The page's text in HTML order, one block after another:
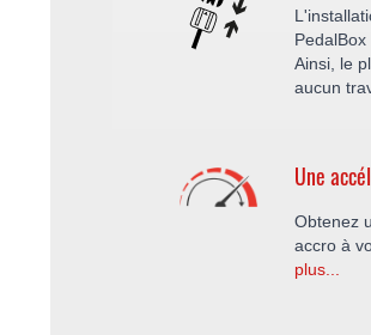
Ainsi, le
aucun
Une
Obtenez
accro à
plus...